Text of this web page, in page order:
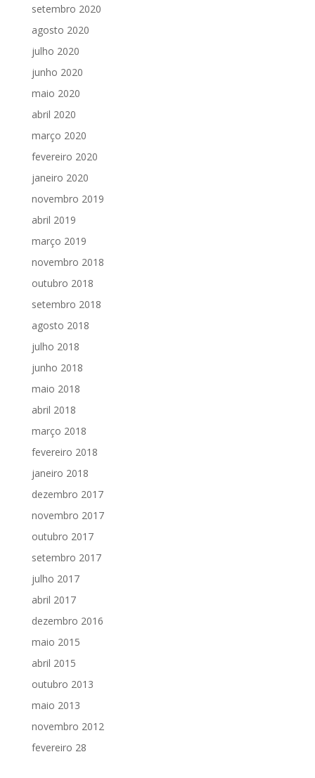
setembro 2020
agosto 2020
julho 2020
junho 2020
maio 2020
abril 2020
março 2020
fevereiro 2020
janeiro 2020
novembro 2019
abril 2019
março 2019
novembro 2018
outubro 2018
setembro 2018
agosto 2018
julho 2018
junho 2018
maio 2018
abril 2018
março 2018
fevereiro 2018
janeiro 2018
dezembro 2017
novembro 2017
outubro 2017
setembro 2017
julho 2017
abril 2017
dezembro 2016
maio 2015
abril 2015
outubro 2013
maio 2013
novembro 2012
fevereiro 28